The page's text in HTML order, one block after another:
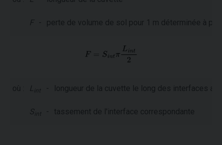
F - perte de volume de sol pour 1 m déterminée à
où : L int - longueur de la cuvette le long des interfaces
S int - tassement de l'interface correspondante